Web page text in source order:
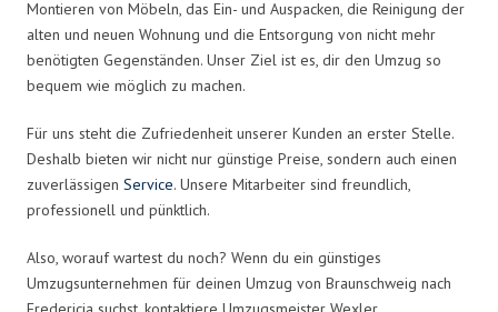
Montieren von Möbeln, das Ein- und Auspacken, die Reinigung der
alten und neuen Wohnung und die Entsorgung von nicht mehr
benötigten Gegenständen. Unser Ziel ist es, dir den Umzug so
bequem wie möglich zu machen.
Für uns steht die Zufriedenheit unserer Kunden an erster Stelle.
Deshalb bieten wir nicht nur günstige Preise, sondern auch einen
zuverlässigen Service. Unsere Mitarbeiter sind freundlich,
professionell und pünktlich.
Also, worauf wartest du noch? Wenn du ein günstiges
Umzugsunternehmen für deinen Umzug von Braunschweig nach